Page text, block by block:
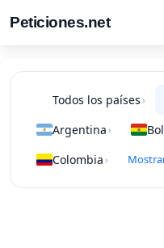
Peticiones.net
Todos los países ›
Argentina ›
Colombia ›